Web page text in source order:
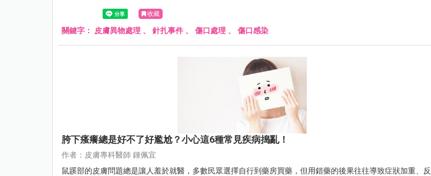
收藏
關鍵字： 皮膚異物處理 、 針扎事件 、 傷口處理 、 傷口感染
胯下瘙癢總是好不了好尷尬？小心這6種常見疾病搗亂！
作者：皮膚專科醫師 鍾佩宜
鼠蹊部的皮膚問題總是讓人羞於就醫，多數民眾選擇自行到藥房買藥，但用錯藥的後果往往導致症狀加重、反